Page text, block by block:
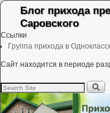
Блог прихода
Саровского
Ссылки
Группа прихода в
Сайт находится в периоде